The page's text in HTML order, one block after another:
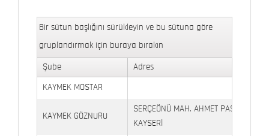
Bir sütun başlığını sürükleyin ve bu sütuna göre
gruplandırmak için buraya bırakın
Şube Adres
KAYMEK MOSTAR
KAYMEK GÖZNURU
SERÇEÖNÜ MAH. AHMET PAŞA CAD.
KAYSERİ